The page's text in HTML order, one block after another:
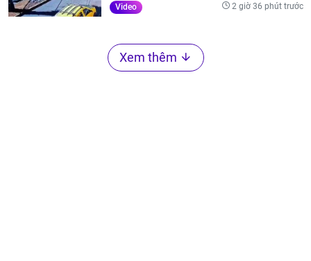
Video 2 giờ 36 phút trước
Xem thêm